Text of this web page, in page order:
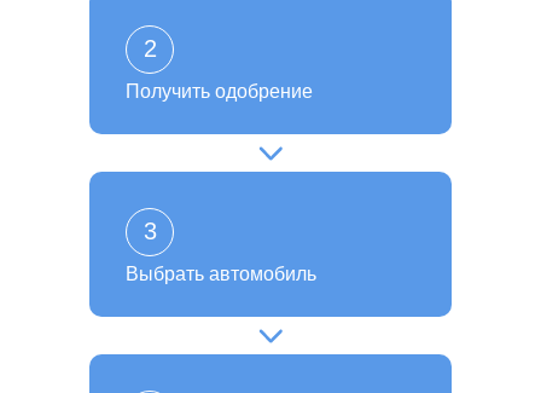
Выбрать автомобиль
3
Получить одобрение
2